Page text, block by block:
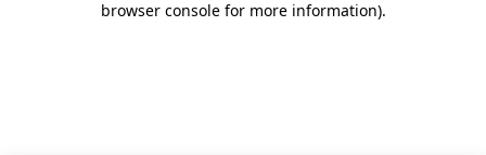
browser console for more information).